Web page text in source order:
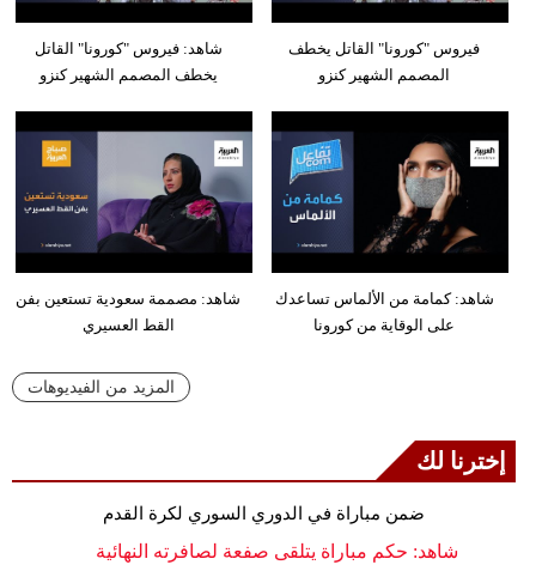
شاهد: فيروس "كورونا" القاتل
يخطف المصمم الشهير كنزو
فيروس "كورونا" القاتل يخطف
المصمم الشهير كنزو
شاهد: مصممة سعودية تستعين بفن
القط العسيري
شاهد: كمامة من الألماس تساعدك
على الوقاية من كورونا
المزيد من الفيديوهات
إخترنا لك
ضمن مباراة في الدوري السوري لكرة القدم
شاهد: حكم مباراة يتلقى صفعة لصافرته النهائية